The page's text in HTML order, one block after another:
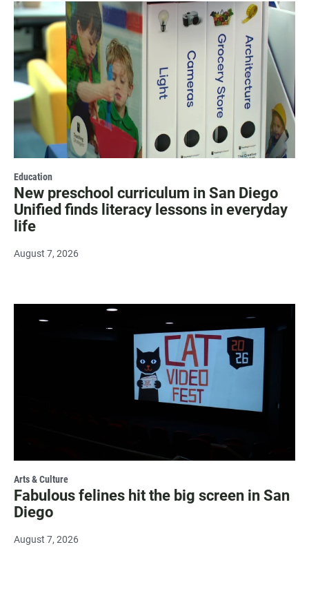
Education
New preschool curriculum in San Diego
Unified finds literacy lessons in everyday
life
August 7, 2026
Arts & Culture
Fabulous felines hit the big screen in San
Diego
August 7, 2026